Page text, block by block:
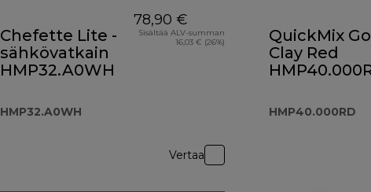
Chefette Lite -
sähkövatkain
HMP32.A0WH
HMP32.A0WH
78,90 €
Sisältää ALV-summan
16,03 € (26%)
Vertaa
QuickMix
Clay Red
HMP40.000RD